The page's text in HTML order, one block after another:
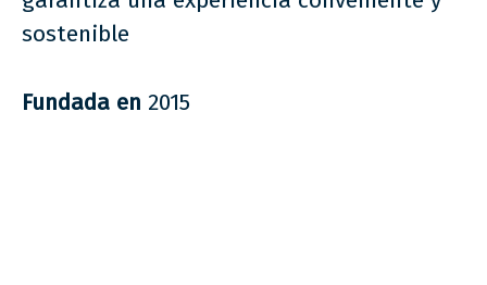
sostenible
Fundada en 2015